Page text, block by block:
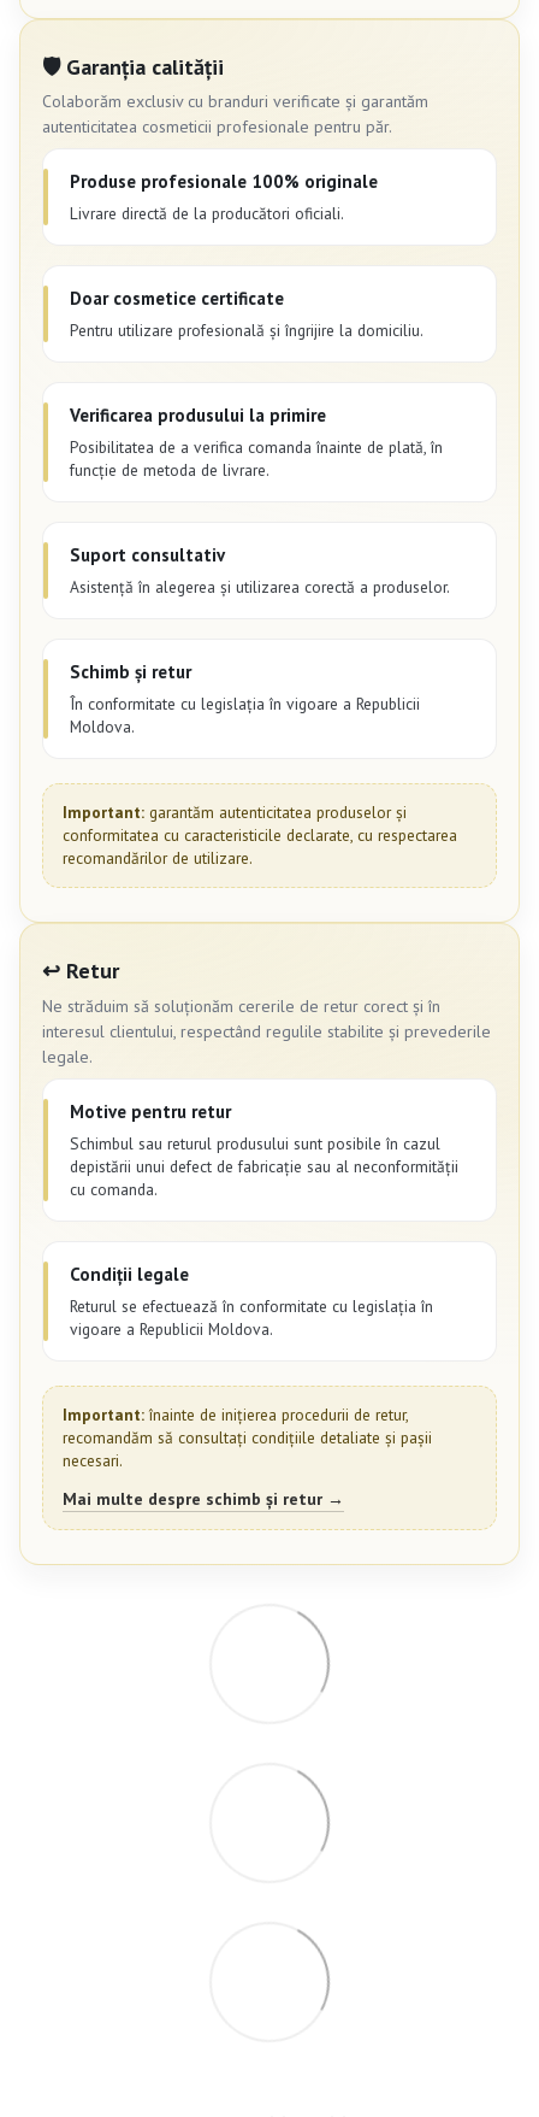
🛡 Garanția calității
Colaborăm exclusiv cu branduri verificate și garantăm
autenticitatea cosmeticii profesionale pentru păr.
Produse profesionale 100% originale
Livrare directă de la producători oficiali.
Doar cosmetice certificate
Pentru utilizare profesională și îngrijire la domiciliu.
Verificarea produsului la primire
Posibilitatea de a verifica comanda înainte de plată, în
funcție de metoda de livrare.
Suport consultativ
Asistență în alegerea și utilizarea corectă a produselor.
Schimb și retur
În conformitate cu legislația în vigoare a Republicii
Moldova.
Important: garantăm autenticitatea produselor și
conformitatea cu caracteristicile declarate, cu respectarea
recomandărilor de utilizare.
↩️ Retur
Ne străduim să soluționăm cererile de retur corect și în
interesul clientului, respectând regulile stabilite și prevederile
legale.
Motive pentru retur
Schimbul sau returul produsului sunt posibile în cazul
depistării unui defect de fabricație sau al neconformității
cu comanda.
Condiții legale
Returul se efectuează în conformitate cu legislația în
vigoare a Republicii Moldova.
Important:înainte de inițierea procedurii de retur,
recomandăm să consultați condițiile detaliate și pașii
necesari.
Mai multe despre schimb și retur →